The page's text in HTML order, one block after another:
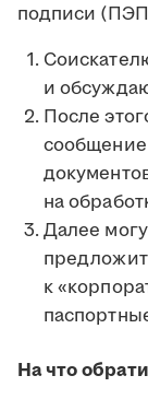
подписи
и
После
на
Далее
к
На что